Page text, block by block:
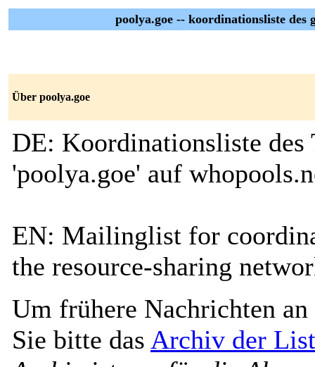
poolya.goe -- koordinationsliste des
Über poolya.goe
DE: Koordinationsliste des
'poolya.goe' auf
EN: Mailinglist for
the resource-sharing
Um frühere Nachrichten an
Sie bitte das Archiv der